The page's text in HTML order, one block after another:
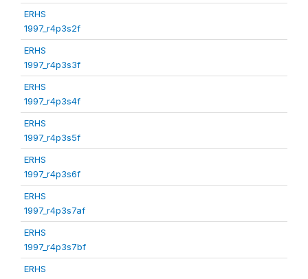
ERHS
1997_r4p3s2f
ERHS
1997_r4p3s3f
ERHS
1997_r4p3s4f
ERHS
1997_r4p3s5f
ERHS
1997_r4p3s6f
ERHS
1997_r4p3s7af
ERHS
1997_r4p3s7bf
ERHS